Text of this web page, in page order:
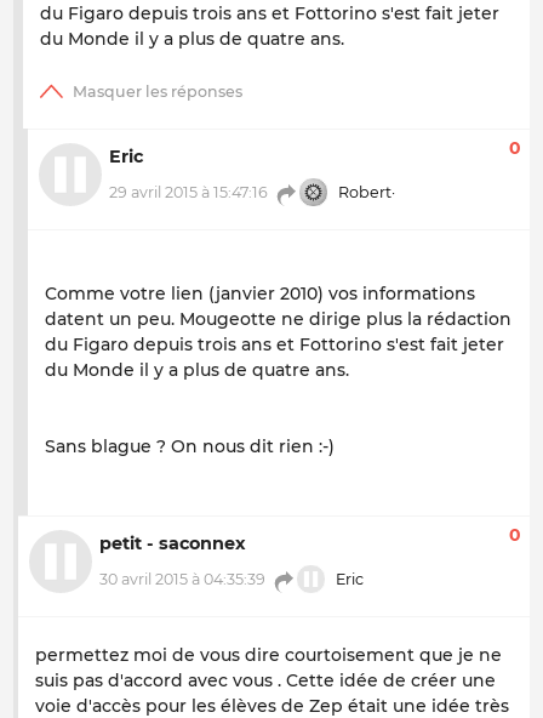
du Figaro depuis trois ans et Fottorino s'est fait jeter
du Monde il y a plus de quatre ans.
Eric
29 avril 2015 à 15:47:16 Robert·
0
Comme votre lien (janvier 2010) vos informations
datent un peu. Mougeotte ne dirige plus la rédaction
du Figaro depuis trois ans et Fottorino s'est fait jeter
du Monde il y a plus de quatre ans.
Sans blague ? On nous dit rien :-)
petit - saconnex
30 avril 2015 à 04:35:39 Eric
0
permettez moi de vous dire courtoisement que je ne
suis pas d'accord avec vous . Cette idée de créer une
voie d'accès pour les élèves de Zep était une idée très